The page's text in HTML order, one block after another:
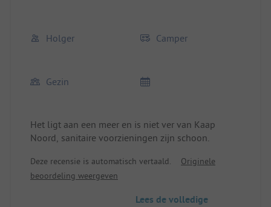
Holger Camper
Gezin
Het ligt aan een meer en is niet ver van Kaap
Noord, sanitaire voorzieningen zijn schoon.
Deze recensie is automatisch vertaald.
Originele
beoordeling weergeven
Lees de volledige